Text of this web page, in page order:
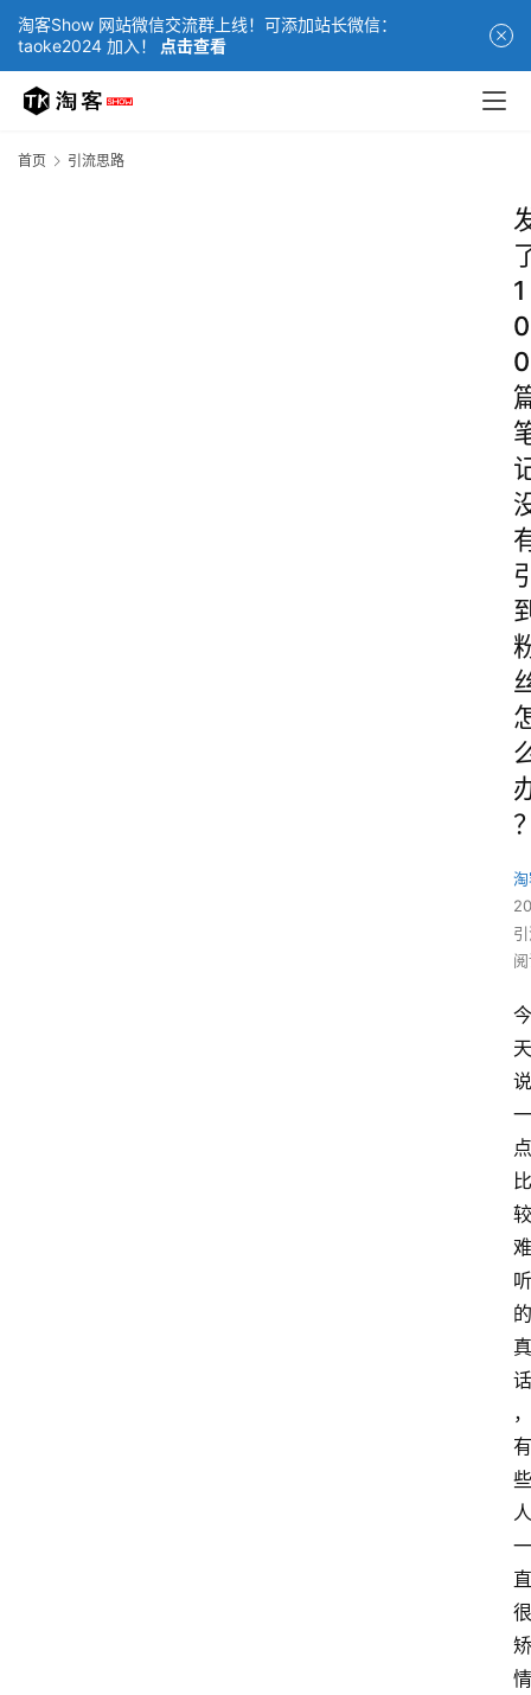
淘客Show 网站微信交流群上线！可添加站长微信：
taoke2024 加入！
点击查看
首页 引流思路
1
0
0
今
天
说
一
点
比
较
难
听
的
真
话
，
有
些
人
一
直
很
矫
情